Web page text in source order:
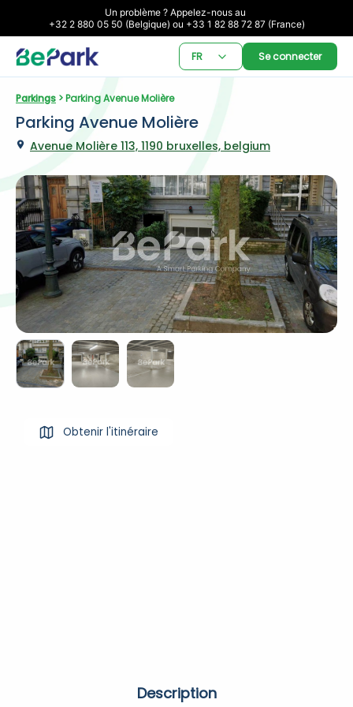
Un problème ? Appelez-nous au
+32 2 880 05 50 (Belgique) ou +33 1 82 88 72 87 (France)
FR Se connecter
Parkings > Parking Avenue Molière
Parking Avenue Molière
Avenue Molière 113, 1190 bruxelles, belgium
Obtenir l'itinéraire
Description